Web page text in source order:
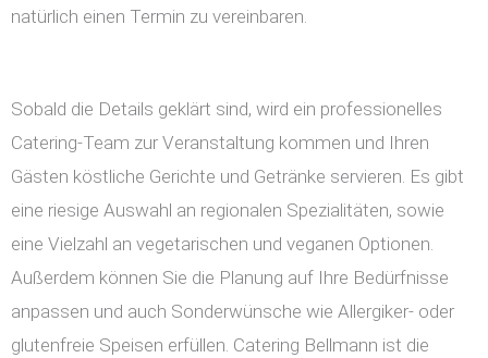
natürlich einen Termin zu vereinbaren.
Sobald die Details geklärt sind, wird ein professionelles
Catering-Team zur Veranstaltung kommen und Ihren
Gästen köstliche Gerichte und Getränke servieren. Es gibt
eine riesige Auswahl an regionalen Spezialitäten, sowie
eine Vielzahl an vegetarischen und veganen Optionen.
Außerdem können Sie die Planung auf Ihre Bedürfnisse
anpassen und auch Sonderwünsche wie Allergiker- oder
glutenfreie Speisen erfüllen. Catering Bellmann ist die